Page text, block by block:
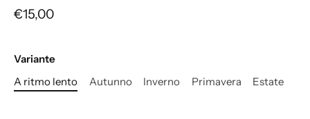
€15,00
Variante
A ritmo lento
Autunno Inverno Primavera Estate